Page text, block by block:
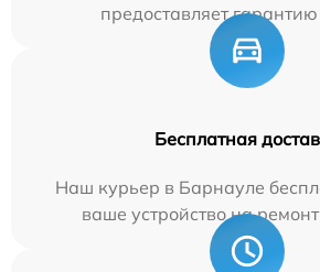
предоставляет гарантию
Бесплатная
Наш курьер в Барнауле
ваше устройство на